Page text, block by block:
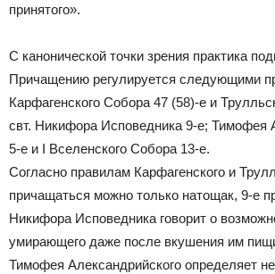
принятого».
С канонической точки зрения практика
Причащению регулируется следующими
Карфагенского Собора 47 (58)-е и
свт. Никифора Исповедника 9-е; Тимофея
5-е и I Вселенского Собора 13-е.
Согласно правилам Карфагенского и
причащаться можно только натощак, 9-е
Никифора Исповедника говорит о
умирающего даже после вкушения им
Тимофея Александрийского определяет